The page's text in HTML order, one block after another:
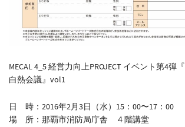
MECAL 4_5 経営力向上PROJECT イベント第4弾
白熱会議』vol1
日 時：2016年2月3日（水）15：00〜17：00
場 所：那覇市消防局庁舎 ４階講堂